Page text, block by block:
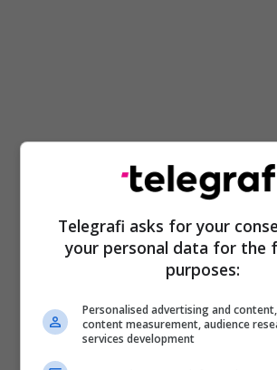
Telegrafi asks for your
your personal data for the
purposes:
Personalised advertising and
content measurement, audience
services development